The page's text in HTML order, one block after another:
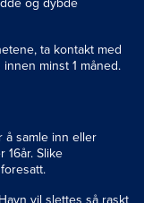
ta kontakt med
minst 1 måned.
samle inn eller
Slike